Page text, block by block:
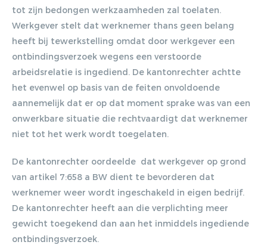
tot zijn bedongen werkzaamheden zal toelaten.
Werkgever stelt dat werknemer thans geen belang
heeft bij tewerkstelling omdat door werkgever een
ontbindingsverzoek wegens een verstoorde
arbeidsrelatie is ingediend. De kantonrechter achtte
het evenwel op basis van de feiten onvoldoende
aannemelijk dat er op dat moment sprake was van een
onwerkbare situatie die rechtvaardigt dat werknemer
niet tot het werk wordt toegelaten.
De kantonrechter oordeelde dat werkgever op grond
van artikel 7:658 a BW dient te bevorderen dat
werknemer weer wordt ingeschakeld in eigen bedrijf.
De kantonrechter heeft aan die verplichting meer
gewicht toegekend dan aan het inmiddels ingediende
ontbindingsverzoek.